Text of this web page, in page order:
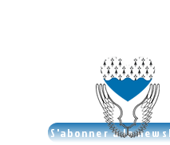
S'abonner à la